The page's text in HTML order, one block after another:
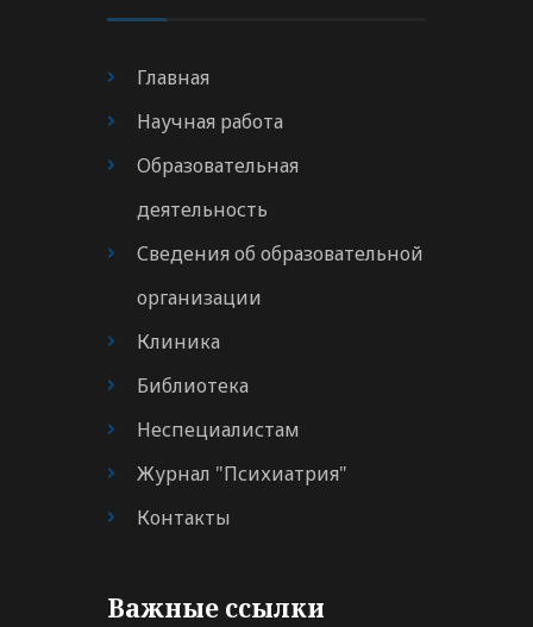
Главная
Научная работа
Образовательная
деятельность
Сведения об образовательной
организации
Клиника
Библиотека
Неспециалистам
Журнал "Психиатрия"
Контакты
Важные ссылки